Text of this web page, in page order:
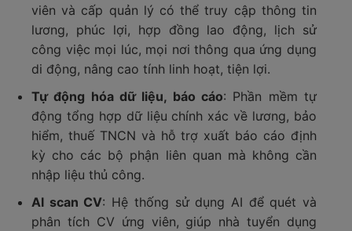
viên và cấp quản lý có thể truy cập thông tin
lương, phúc lợi, hợp đồng lao động, lịch sử
công việc mọi lúc, mọi nơi thông qua ứng dụng
di động, nâng cao tính linh hoạt, tiện lợi.
Tự động hóa dữ liệu, báo cáo: Phần mềm tự
động tổng hợp dữ liệu chính xác về lương, bảo
hiểm, thuế TNCN và hỗ trợ xuất báo cáo định
kỳ cho các bộ phận liên quan mà không cần
nhập liệu thủ công.
AI scan CV: Hệ thống sử dụng AI để quét và
phân tích CV ứng viên, giúp nhà tuyển dụng